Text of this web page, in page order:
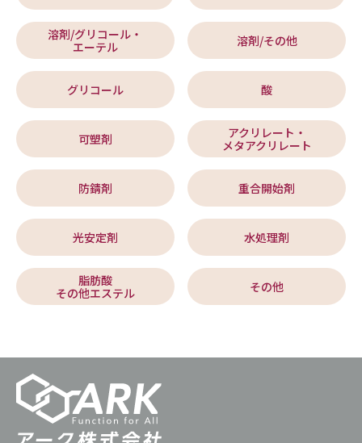
溶剤/グリコール・
エーテル
溶剤/その他
グリコール 酸
可塑剤
アクリレート・
メタアクリレート
防錆剤 重合開始剤
光安定剤 水処理剤
脂肪酸
その他エステル
その他